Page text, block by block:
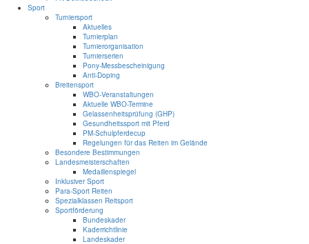
Sport
Turniersport
Aktuelles
Turnierplan
Turnierorganisation
Turnierserien
Pony-Messbescheinigung
Anti-Doping
Breitensport
WBO-Veranstaltungen
Aktuelle WBO-Termine
Gelassenheitsprüfung (GHP)
Gesundheitssport mit Pferd
PM-Schulpferdecup
Regelungen für das Reiten im Gelände
Besondere Bestimmungen
Landesmeisterschaften
Medaillenspiegel
Inklusiver Sport
Para-Sport Reiten
Spezialklassen Reitsport
Sportförderung
Bundeskader
Kaderrichtlinie
Landeskader